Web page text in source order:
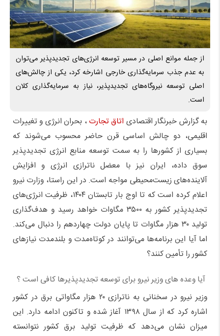
از جمله موانع اصلی در مسیر توسعه انرژی‌های تجدیدپذیر می‌توان
به عدم جذب سرمایه‌گذاری خارجی اشارخه کرد، یکی از چالش‌های
اصلی توسعه نیروگاه‌های تجدیدپذیر، نیاز به سرمایه‌گذاری کلان
است.
به گزارش خبرنگار اقتصادی اتاق تجارت، بحران انرژی و تغییرات
اقلیمی، دو چالش اساسی قرن حاضر محسوب می‌شوند که
بسیاری از کشورها را به سمت توسعه منابع انرژی تجدیدپذیر
سوق داده، ایران نیز با معضل ناترازی انرژی و افزایش
آلاینده‌های زیست‌محیطی مواجه است. در این راستا، وزارت نیرو
اعلام کرده است که تا اوج بار تابستان ۱۴۰۴، ظرفیت انرژی‌های
تجدیدپذیر کشور به ۳۵۰۰ مگاوات خواهد رسید و هدف‌گذاری
تولید ۳۰ هزار مگاوات تا پایان دولت چهاردهم را دنبال می‌کند.
اما آیا این برنامه‌ها می‌توانند در کوتاه‌مدت و بلندمدت نیازهای
کشور را تأمین کنند؟
آیا وعده های وزیر نیرو برای توسعه تجدیدپذیرها کافی است ؟
وزیر نیرو در سخنانی به ناترازی ۲۰ هزار مگاواتی برق در کشور
اشاره کرد که از سال ۱۳۹۸ آغاز شده و تاکنون ادامه دارد. این
میزان نشان می‌دهد که ظرفیت تولید برق کشور نتوانسته